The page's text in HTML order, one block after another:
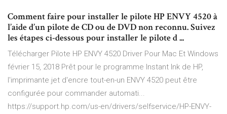
Comment faire pour installer le pilote HP ENVY 4520 à
l’aide d’un pilote de CD ou de DVD non reconnu. Suivez
les étapes ci-dessous pour installer le pilote d ...
Télécharger Pilote HP ENVY 4520 Driver Pour Mac Et Windows
février 15, 2018 Prêt pour le programme Instant Ink de HP,
l'imprimante jet d'encre tout-en-un ENVY 4520 peut être
configurée pour commander automati...
https://support.hp.com/us-en/drivers/selfservice/HP-ENVY-